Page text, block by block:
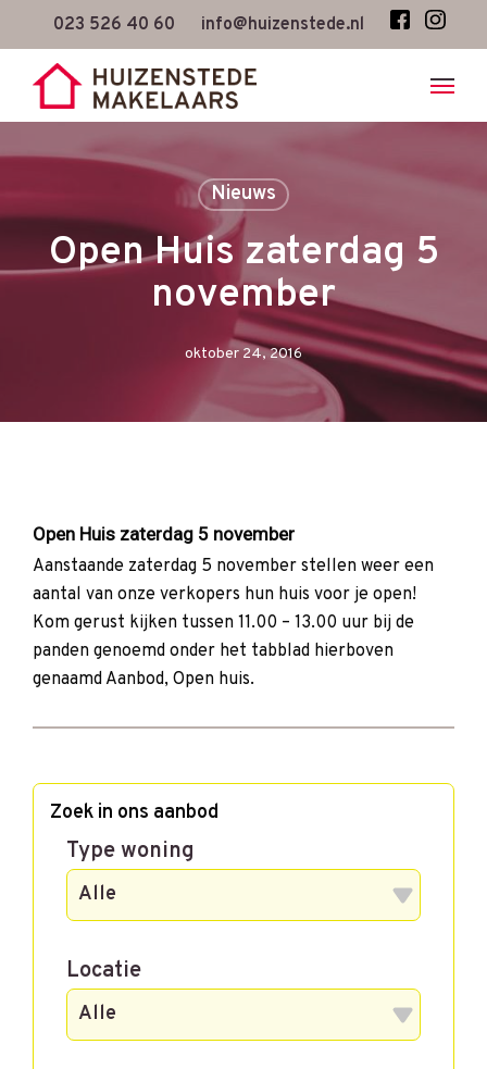
content
023 526 40 60 info@huizenstede.nl
Nieuws
Open Huis zaterdag 5
november
oktober 24, 2016
Open Huis zaterdag 5 november
Aanstaande zaterdag 5 november stellen weer een
aantal van onze verkopers hun huis voor je open!
Kom gerust kijken tussen 11.00 – 13.00 uur bij de
panden genoemd onder het tabblad hierboven
genaamd Aanbod, Open huis.
Zoek in ons aanbod
Type woning
Locatie